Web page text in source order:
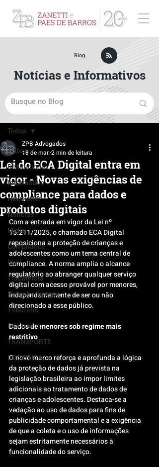
Post
Todos
Institucional
Informativo
Newsletter
Notícias
Mídia
Compliance
Civil
Trabalhista
Reconhecimento
Tributário
Pós-evento
TRANSPORTE
LOGISTICA
Todos
Lei do ECA Digital entra em
vigor - Novas exigências de
compliance para dados e
produtos digitais
ZPB Advogados
18 de mar.2 min de leitura
Com a entrada em vigor da Lei nº
15.211/2025, o chamado ECA Digital
reposiciona a proteção de crianças e
adolescentes como um tema central de
compliance. A norma amplia o alcance
regulatório ao abranger qualquer serviço
digital com acesso provável por menores,
independentemente de ser ou não
direcionado a esse público.
Dados de menores sob regime mais
restritivo
O novo marco reforça e aprofunda a lógica
da proteção de dados já prevista na
legislação brasileira ao impor limites
adicionais ao tratamento de dados de
crianças e adolescentes. Destaca-se a
vedação ao uso de dados para fins de
publicidade comportamental e a exigência
de que a coleta e o uso de informações
sejam estritamente necessários à
funcionalidade do serviço.
Blog
Notícias e Informativos